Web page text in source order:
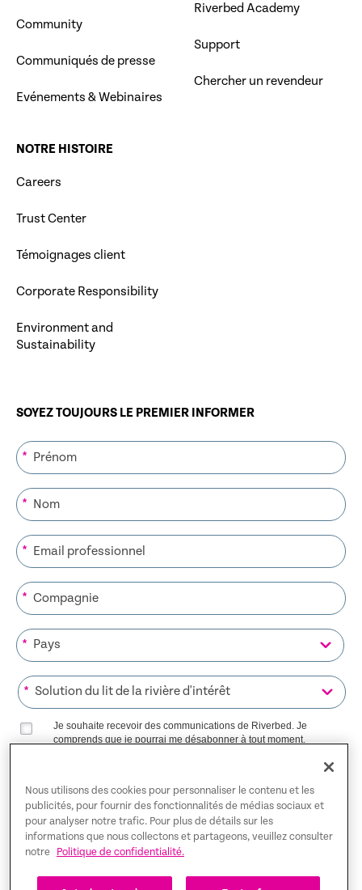
Community
Communiqués de presse
Evénements & Webinaires
Riverbed Academy
Support
Chercher un revendeur
NOTRE HISTOIRE
Careers
Trust Center
Témoignages client
Corporate Responsibility
Environment and
Sustainability
SOYEZ TOUJOURS LE PREMIER INFORMER
*
*
*
*
*
*
Je souhaite recevoir des communications de Riverbed. Je
comprends que je pourrai me désabonner à tout moment.
S’INSCRIRE SUR LA LISTE
Nous utilisons des cookies pour personnaliser le contenu et les
publicités, pour fournir des fonctionnalités de médias sociaux et
pour analyser notre trafic. Pour plus de détails sur les
informations que nous collectons et partageons, veuillez consulter
notre
Politique de confidentialité.